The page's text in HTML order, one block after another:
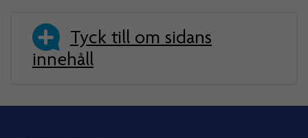
Tyck till om sidans
innehåll